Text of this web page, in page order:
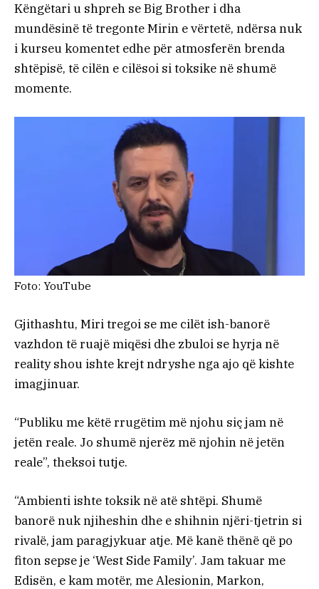
Këngëtari u shpreh se Big Brother i dha
mundësinë të tregonte Mirin e vërtetë, ndërsa nuk
i kurseu komentet edhe për atmosferën brenda
shtëpisë, të cilën e cilësoi si toksike në shumë
momente.
Foto: YouTube
Gjithashtu, Miri tregoi se me cilët ish-banorë
vazhdon të ruajë miqësi dhe zbuloi se hyrja në
reality shou ishte krejt ndryshe nga ajo që kishte
imagjinuar.
“Publiku me këtë rrugëtim më njohu siç jam në
jetën reale. Jo shumë njerëz më njohin në jetën
reale”, theksoi tutje.
“Ambienti ishte toksik në atë shtëpi. Shumë
banorë nuk njiheshin dhe e shihnin njëri-tjetrin si
rivalë, jam paragjykuar atje. Më kanë thënë që po
fiton sepse je ‘West Side Family’. Jam takuar me
Edisën, e kam motër, me Alesionin, Markon,